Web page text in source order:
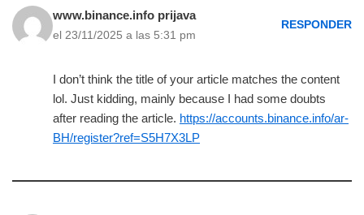
www.binance.info prijava
el 23/11/2025 a las 5:31 pm
RESPONDER
I don’t think the title of your article matches the content
lol. Just kidding, mainly because I had some doubts
after reading the article. https://accounts.binance.info/ar-
BH/register?ref=S5H7X3LP